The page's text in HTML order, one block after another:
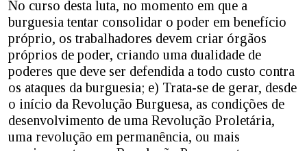
No curso desta luta, no momento em que a
burguesia tentar consolidar o poder em benefício
próprio, os trabalhadores devem criar órgãos
próprios de poder, criando uma dualidade de
poderes que deve ser defendida a todo custo contra
os ataques da burguesia; e) Trata-se de gerar, desde
o início da Revolução Burguesa, as condições de
desenvolvimento de uma Revolução Proletária,
uma revolução em permanência, ou mais